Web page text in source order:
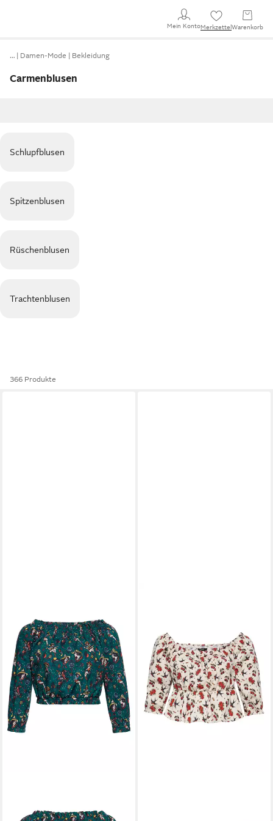
Mein KontoMerkzettel Warenkorb
… Damen-Mode Bekleidung
Carmenblusen
Schlupfblusen
Spitzenblusen
Rüschenblusen
Trachtenblusen
366 Produkte